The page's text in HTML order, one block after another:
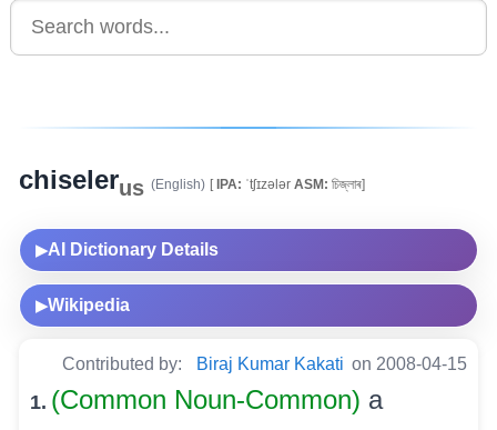
chiselerus (English) [IPA: ˈtʃɪzələr ASM: চিজ্‌লাৰ]
▶AI Dictionary Details
▶Wikipedia
Contributed by: Biraj Kumar Kakati on 2008-04-15
1. (Common Noun-Common) a